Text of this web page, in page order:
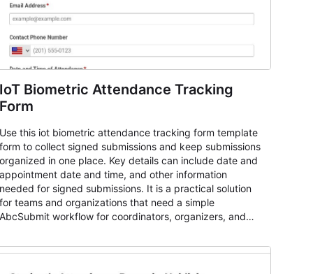
IoT Biometric Attendance Tracking
Form
Use this iot biometric attendance tracking form template
form to collect signed submissions and keep submissions
organized in one place. Key details can include date and
appointment date and time, and other information
needed for signed submissions. It is a practical solution
for teams and organizations that need a simple
AbcSubmit workflow for coordinators, organizers, and